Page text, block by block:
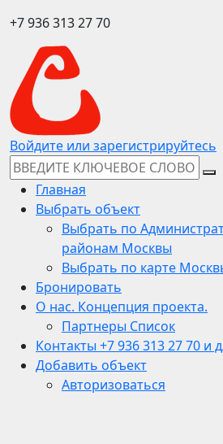
+7 936 313 27 70
Войдите или зарегистрируйтесь
Главная
Выбрать объект
Выбрать по
районам Москвы
Выбрать по карте
Бронировать
О нас. Концепция проекта.
Партнеры Список
Контакты +7 936 313 27 70 и
Добавить объект
Авторизоваться